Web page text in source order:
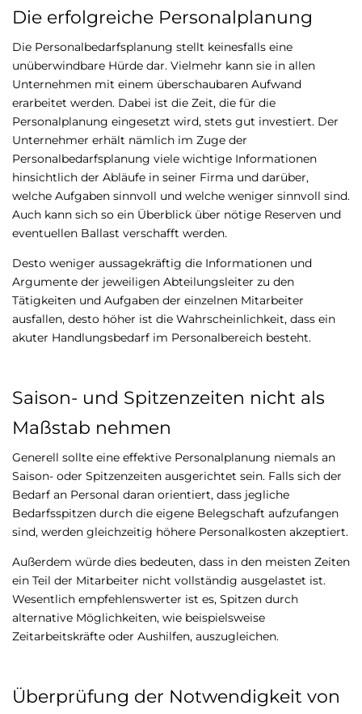
Die erfolgreiche Personalplanung
Die Personalbedarfsplanung stellt keinesfalls eine
unüberwindbare Hürde dar. Vielmehr kann sie in allen
Unternehmen mit einem überschaubaren Aufwand
erarbeitet werden. Dabei ist die Zeit, die für die
Personalplanung eingesetzt wird, stets gut investiert. Der
Unternehmer erhält nämlich im Zuge der
Personalbedarfsplanung viele wichtige Informationen
hinsichtlich der Abläufe in seiner Firma und darüber,
welche Aufgaben sinnvoll und welche weniger sinnvoll sind.
Auch kann sich so ein Überblick über nötige Reserven und
eventuellen Ballast verschafft werden.
Desto weniger aussagekräftig die Informationen und
Argumente der jeweiligen Abteilungsleiter zu den
Tätigkeiten und Aufgaben der einzelnen Mitarbeiter
ausfallen, desto höher ist die Wahrscheinlichkeit, dass ein
akuter Handlungsbedarf im Personalbereich besteht.
Saison- und Spitzenzeiten nicht als
Maßstab nehmen
Generell sollte eine effektive Personalplanung niemals an
Saison- oder Spitzenzeiten ausgerichtet sein. Falls sich der
Bedarf an Personal daran orientiert, dass jegliche
Bedarfsspitzen durch die eigene Belegschaft aufzufangen
sind, werden gleichzeitig höhere Personalkosten akzeptiert.
Außerdem würde dies bedeuten, dass in den meisten Zeiten
ein Teil der Mitarbeiter nicht vollständig ausgelastet ist.
Wesentlich empfehlenswerter ist es, Spitzen durch
alternative Möglichkeiten, wie beispielsweise
Zeitarbeitskräfte oder Aushilfen, auszugleichen.
Überprüfung der Notwendigkeit von